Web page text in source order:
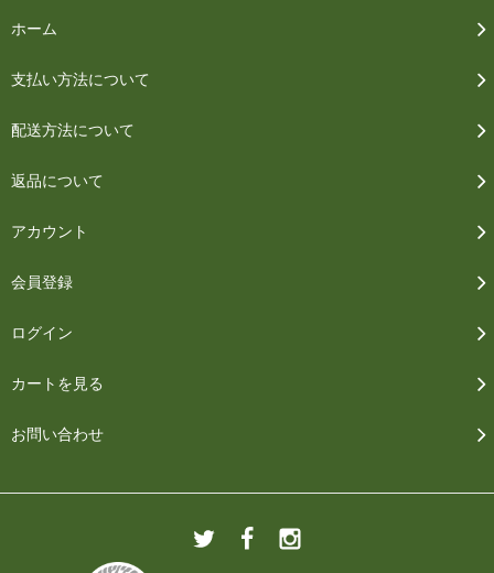
ホーム
支払い方法について
配送方法について
返品について
アカウント
会員登録
ログイン
カートを見る
お問い合わせ